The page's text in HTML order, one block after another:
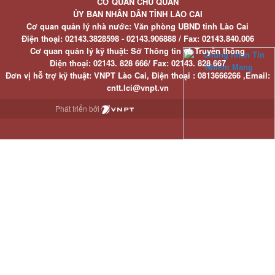
ỦY BAN NHÂN DÂN TỈNH LÀO CAI
Cơ quan quản lý nhà nước: Văn phòng UBND tỉnh Lào Cai
Điện thoại:02143.3828598 - 02143.906888 / Fax:02143.840.006
Cơ quan quản lý kỹ thuật: Sở Thông tin và Truyền thông
Điện thoại:02143. 828 666/ Fax:02143. 828 667
Đơn vị hỗ trợ kỹ thuật: VNPT Lào Cai, Điện thoại : 0813666266 ,Email:
cntt.lci@vnpt.vn
Phát triển bởi